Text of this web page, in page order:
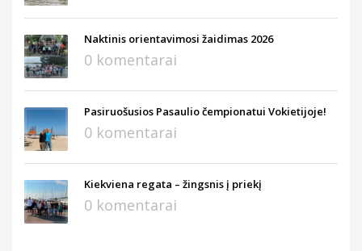
Naktinis orientavimosi žaidimas 2026
0 komentarai
Pasiruošusios Pasaulio čempionatui Vokietijoje!
0 komentarai
Kiekviena regata – žingsnis į priekį
0 komentarai